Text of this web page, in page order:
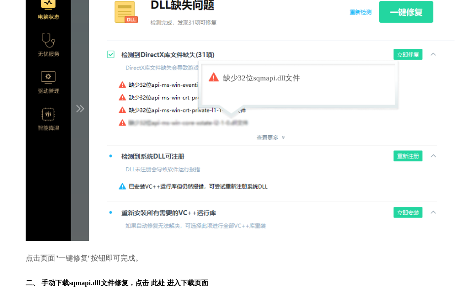
缺少32位sqmapi.dll文件
点击页面"一键修复"按钮即可完成。
二、 手动下载sqmapi.dll文件修复， 点击 此处 进入下载页面